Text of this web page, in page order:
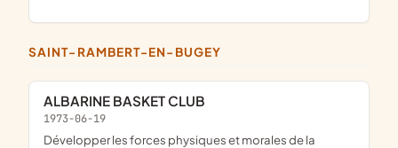
SAINT-RAMBERT-EN-BUGEY
ALBARINE BASKET CLUB
1973-06-19
développer les forces physiques et morales de la